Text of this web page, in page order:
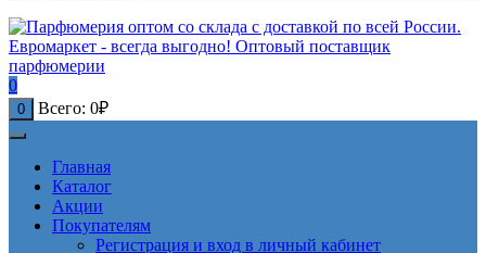
0
0 Всего: 0₽
Главная
Каталог
Акции
Покупателям
Регистрация и вход в личный кабинет